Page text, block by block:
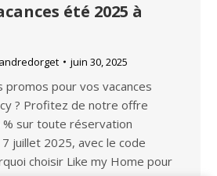
été 2025 à
juin 30, 2025
promos pour vos vacances
? Profitez de notre offre
sur toute réservation
juillet 2025, avec le code
choisir Like my Home pour